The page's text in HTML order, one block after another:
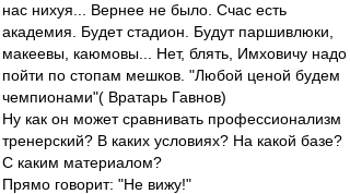
нас нихуя... Вернее не было. Счас есть
академия. Будет стадион. Будут паршивлюки,
макеевы, каюмовы... Нет, блять, Имховичу надо
пойти по стопам мешков. "Любой ценой будем
чемпионами"( Вратарь Гавнов)
Ну как он может сравнивать профессионализм
тренерский? В каких условиях? На какой базе?
С каким материалом?
Прямо говорит: "Не вижу!"